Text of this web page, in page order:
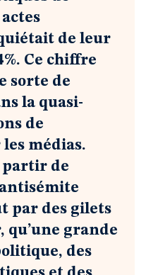
actes
de leur
Ce chiffre
sorte de
la quasi-
de
médias.
partir de
par des gilets
qu’une grande
des